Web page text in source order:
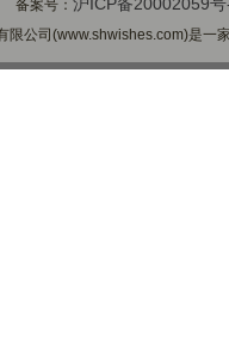
备案号：
限公司(www.shwishes.com)是一